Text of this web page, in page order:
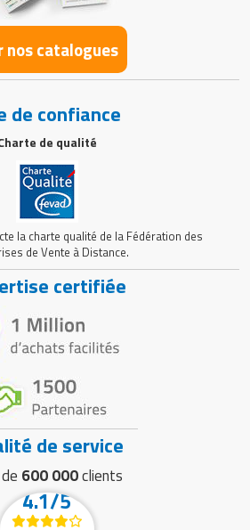
nos catalogues
de confiance
de qualité
la charte qualité de la Fédération des
de Vente à Distance.
certifiée
de service
600 000clients
4.1/5